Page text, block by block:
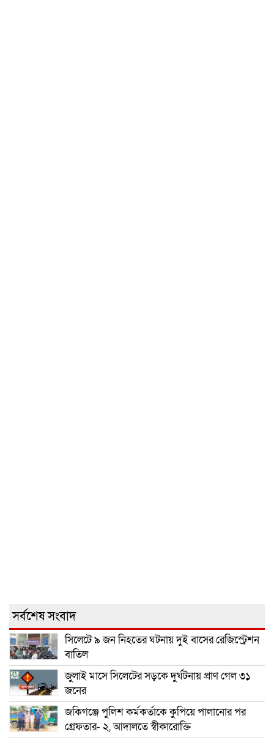
সর্বশেষ সংবাদ
সিলেটে ৯ জন নিহতের ঘটনায় দুই বাসের রেজিস্ট্রেশন
বাতিল
জুলাই মাসে সিলেটের সড়কে দুর্ঘটনায় প্রাণ গেল ৩১
জনের
জকিগঞ্জে পুলিশ কর্মকর্তাকে কুপিয়ে পালানোর পর
গ্রেফতার- ২, আদালতে স্বীকারোক্তি